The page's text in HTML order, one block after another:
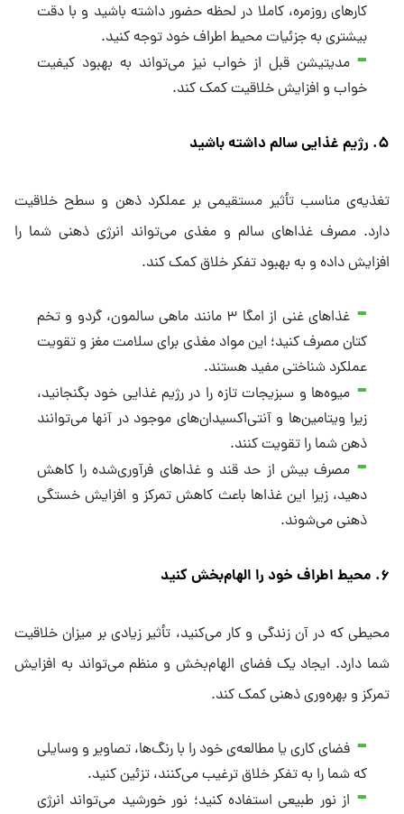
کارهای روزمره، کاملا در لحظه حضور داشته باشید و با دقت
بیشتری به جزئیات محیط اطراف خود توجه کنید.
مدیتیشن قبل از خواب نیز می‌تواند به بهبود کیفیت
خواب و افزایش خلاقیت کمک کند.
۵. رژیم غذایی سالم داشته باشید
تغذیه‌ی مناسب تأثیر مستقیمی بر عملکرد ذهن و سطح خلاقیت
دارد. مصرف غذاهای سالم و مغذی می‌تواند انرژی ذهنی شما را
افزایش داده و به بهبود تفکر خلاق کمک کند.
غذاهای غنی از امگا ۳ مانند ماهی سالمون، گردو و تخم
کتان مصرف کنید؛ این مواد مغذی برای سلامت مغز و تقویت
عملکرد شناختی مفید هستند.
میوه‌ها و سبزیجات تازه را در رژیم غذایی خود بگنجانید،
زیرا ویتامین‌ها و آنتی‌اکسیدان‌های موجود در آنها می‌توانند
ذهن شما را تقویت کنند.
مصرف بیش از حد قند و غذاهای فرآوری‌شده را کاهش
دهید، زیرا این غذاها باعث کاهش تمرکز و افزایش خستگی
ذهنی می‌شوند.
۶. محیط اطراف خود را الهام‌بخش کنید
محیطی که در آن زندگی و کار می‌کنید، تأثیر زیادی بر میزان خلاقیت
شما دارد. ایجاد یک فضای الهام‌بخش و منظم می‌تواند به افزایش
تمرکز و بهره‌وری ذهنی کمک کند.
فضای کاری یا مطالعه‌ی خود را با رنگ‌ها، تصاویر و وسایلی
که شما را به تفکر خلاق ترغیب می‌کنند، تزئین کنید.
از نور طبیعی استفاده کنید؛ نور خورشید می‌تواند انرژی